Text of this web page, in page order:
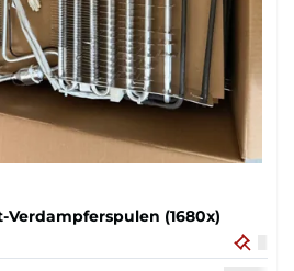
Verdampferspulen (1680x)